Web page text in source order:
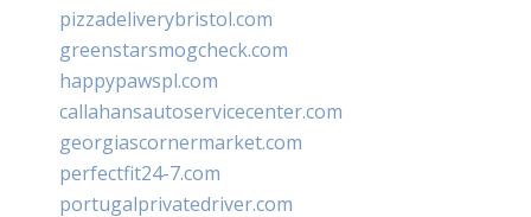
pizzadeliverybristol.com
greenstarsmogcheck.com
happypawspl.com
callahansautoservicecenter.com
georgiascornermarket.com
perfectfit24-7.com
portugalprivatedriver.com